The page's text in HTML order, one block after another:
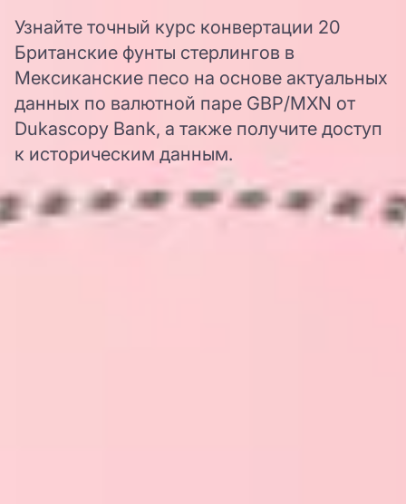
Узнайте точный курс конвертации 20
Британские фунты стерлингов в
Мексиканские песо на основе актуальных
данных по валютной паре GBP/MXN от
Dukascopy Bank, а также получите доступ
к историческим данным.